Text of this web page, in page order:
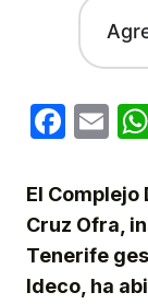
El
Cruz Ofra,
Tenerife
Ideco, ha